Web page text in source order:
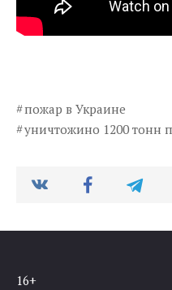
пожар в Украине
уничтожино 1200
16+